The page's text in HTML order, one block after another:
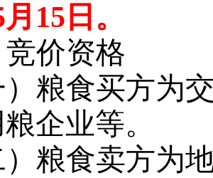
15日。
竞价资格
）粮食买方为
企业等。
）粮食卖方为